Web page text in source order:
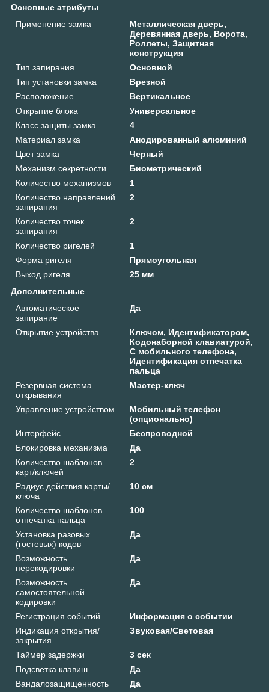
Основные атрибуты
Применение замка
Металлическая дверь,
Деревянная дверь, Ворота,
Роллеты‎, Защитная
конструкция
Тип запирания
Основной
Тип установки замка
Врезной
Расположение
Вертикальное
Открытие блока
Универсальное
Класс защиты замка
4
Материал замка
Анодированный алюминий
Цвет замка
Черный
Механизм секретности
Биометрический
Количество механизмов
1
Количество направлений
запирания
2
Количество точек
запирания
2
Количество ригелей
1
Форма ригеля
Прямоугольная
Выход ригеля
25 мм
Дополнительные
Автоматическое
запирание
Да
Открытие устройства
Ключом, Идентификатором,
Кодонаборной клавиатурой,
С мобильного телефона,
Идентификация отпечатка
пальца
Резервная система
открывания
Мастер-ключ
Управление устройством
Мобильный телефон
(опционально)
Интерфейс
Беспроводной
Блокировка механизма
Да
Количество шаблонов
карт/ключей
2
Радиус действия карты/
ключа
10 см
Количество шаблонов
отпечатка пальца
100
Установка разовых
(гостевых) кодов
Да
Возможность
перекодировки
Да
Возможность
самостоятельной
кодировки
Да
Регистрация событий
Информация о событии
Индикация открытия/
закрытия
Звуковая/Световая
Таймер задержки
3 сек
Подсветка клавиш
Да
Вандалозащищенность
Да